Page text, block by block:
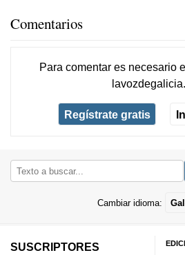
Comentarios
Para comentar es necesario
Regístrate gratis
Cambiar idioma:
SUSCRIPTORES